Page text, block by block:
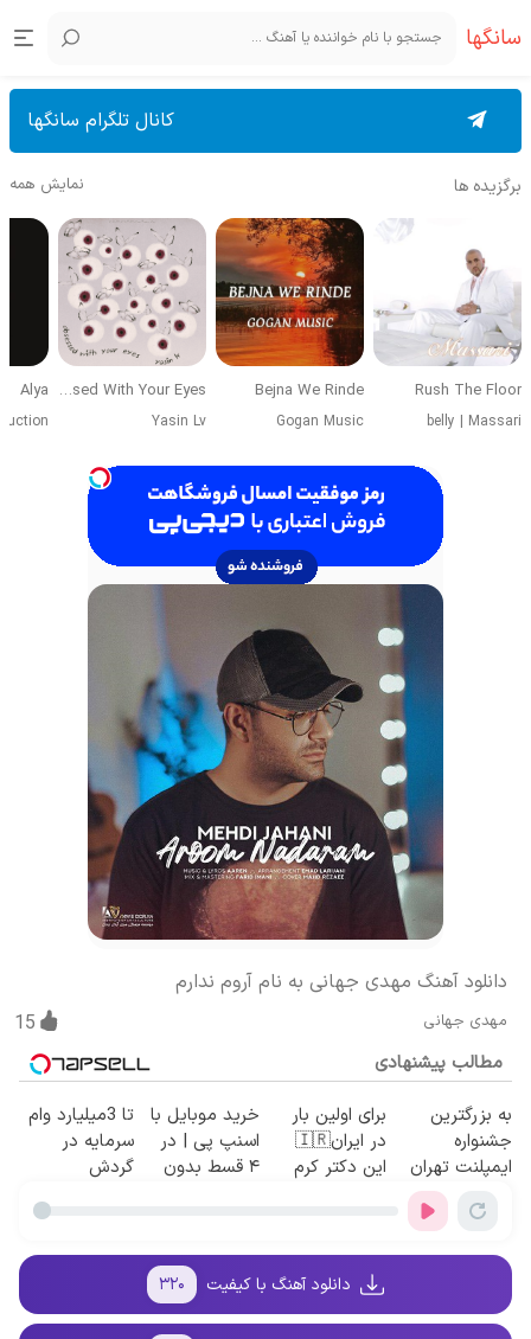
سانگها
کانال تلگرام سانگها
برگزیده ها نمایش همه
Rush The Floor
belly | Massari
Bejna We Rinde
Gogan Music
Obsessed With Your Eyes
Yasin Lv
Alya
دانلود آهنگ مهدی جهانی به نام آروم ندارم
مهدی جهانی 15
مطالب پیشنهادی
به بزرگترین
جشنواره
ایمپلنت تهران
سر بزنید ! |
فقط ۲۵ میلیون
برای اولین بار
در ایران🇮🇷
این دکتر کرم
خرید موبایل با
اسنپ پی | در
۴ قسط بدون
تا 3میلیارد وام
سرمایه در
گردش
فروشگاهت رو
دانلود آهنگ با کیفیت ۳۲۰